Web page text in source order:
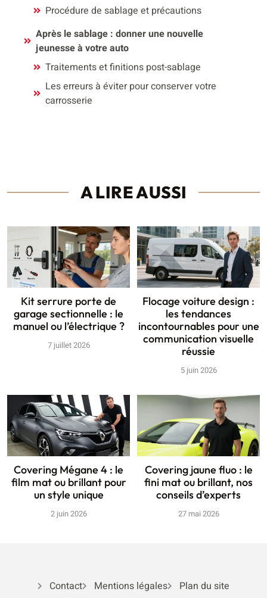
Procédure de sablage et précautions
Après le sablage : donner une nouvelle
jeunesse à votre auto
Traitements et finitions post-sablage
Les erreurs à éviter pour conserver votre
carrosserie
A LIRE AUSSI
Kit serrure porte de
garage sectionnelle : le
manuel ou l’électrique ?
7 juillet 2026
Flocage voiture design :
les tendances
incontournables pour une
communication visuelle
réussie
5 juin 2026
Covering Mégane 4 : le
film mat ou brillant pour
un style unique
2 juin 2026
Covering jaune fluo : le
fini mat ou brillant, nos
conseils d’experts
27 mai 2026
Contact Mentions légales Plan du site